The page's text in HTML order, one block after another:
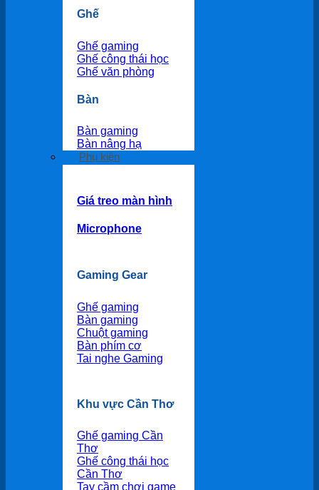
Ghế
Ghế gaming
Ghế công thái học
Ghế văn phòng
Bàn
Bàn gaming
Bàn nâng hạ
Phụ kiện
Giá treo màn hình
Microphone
Gaming Gear
Ghế gaming
Bàn gaming
Chuột gaming
Bàn phím cơ
Tai nghe Gaming
Khu vực Cần Thơ
Ghế gaming Cần
Thơ
Ghế công thái học
Cần Thơ
Tay cầm chơi game